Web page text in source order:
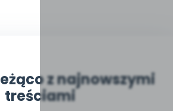
z najnowszymi
treściami